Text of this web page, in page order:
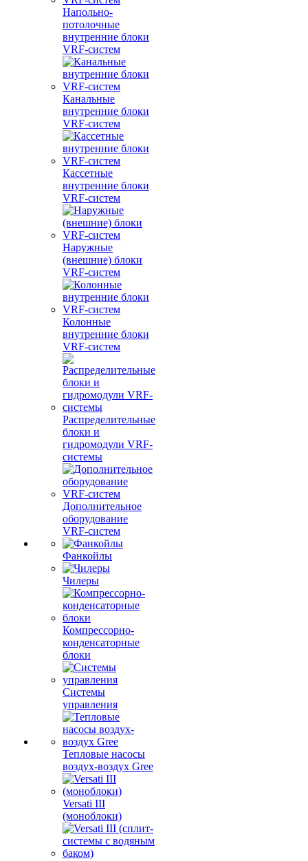
Напольно-
потолочные
внутренние блоки
VRF-систем
Канальные
внутренние блоки
VRF-систем
Кассетные
внутренние блоки
VRF-систем
Наружные
(внешние) блоки
VRF-систем
Колонные
внутренние блоки
VRF-систем
Распределительные
блоки и
гидромодули VRF-
системы
Дополнительное
оборудование
VRF-систем
Фанкойлы
Чилеры
Компрессорно-
конденсаторные
блоки
Системы
управления
Тепловые насосы
воздух-воздух Gree
Versati III
(моноблоки)